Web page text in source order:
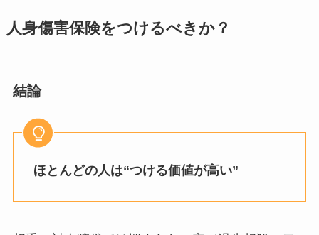
人身傷害保険をつけるべきか？
結論
ほとんどの人は“つける価値が高い”